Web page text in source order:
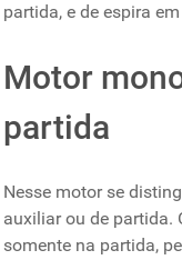
partida, e de espira
Motor
partida
Nesse motor se
auxiliar ou de partida.
somente na partida,